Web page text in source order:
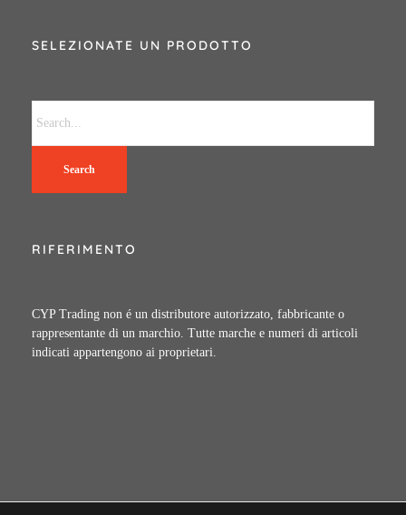
SELEZIONATE UN PRODOTTO
Search
RIFERIMENTO
CYP Trading non é un distributore autorizzato, fabbricante o
rappresentante di un marchio. Tutte marche e numeri di articoli
indicati appartengono ai proprietari.